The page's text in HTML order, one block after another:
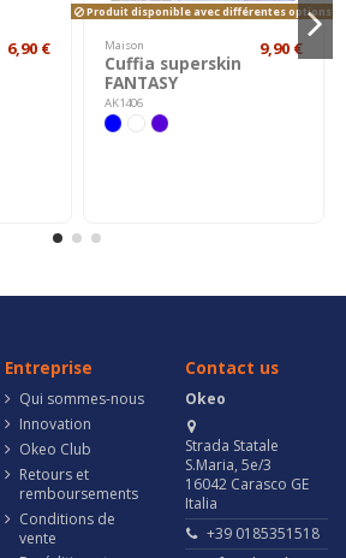
6,90 €
Produit disponible avec différentes options
Maison
Cuffia superskin
FANTASY
AK1406
9,90 €
Entreprise
Qui sommes-nous
Innovation
Okeo Club
Retours et
remboursements
Conditions de
vente
Contact us
Okeo
Strada Statale
S.Maria, 5e/3
16042 Carasco GE
Italia
+39 0185351518